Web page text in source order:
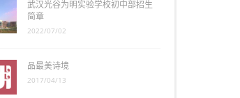
武汉光谷为明实验学校初中部招生
简章
2022/07/02
品最美诗境
2017/04/13